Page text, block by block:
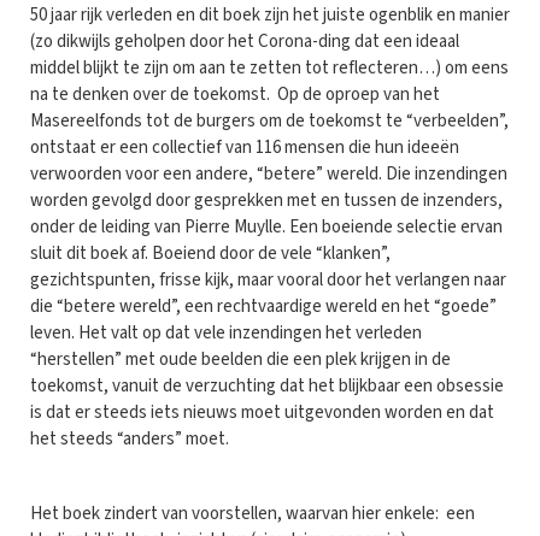
50 jaar rijk verleden en dit boek zijn het juiste ogenblik en manier
(zo dikwijls geholpen door het Corona-ding dat een ideaal
middel blijkt te zijn om aan te zetten tot reflecteren…) om eens
na te denken over de toekomst. Op de oproep van het
Masereelfonds tot de burgers om de toekomst te “verbeelden”,
ontstaat er een collectief van 116 mensen die hun ideeën
verwoorden voor een andere, “betere” wereld. Die inzendingen
worden gevolgd door gesprekken met en tussen de inzenders,
onder de leiding van Pierre Muylle. Een boeiende selectie ervan
sluit dit boek af. Boeiend door de vele “klanken”,
gezichtspunten, frisse kijk, maar vooral door het verlangen naar
die “betere wereld”, een rechtvaardige wereld en het “goede”
leven. Het valt op dat vele inzendingen het verleden
“herstellen” met oude beelden die een plek krijgen in de
toekomst, vanuit de verzuchting dat het blijkbaar een obsessie
is dat er steeds iets nieuws moet uitgevonden worden en dat
het steeds “anders” moet.
Het boek zindert van voorstellen, waarvan hier enkele: een